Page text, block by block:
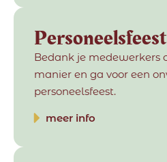
Personeelsfeest
Bedank je medewerkers
manier en ga voor een
personeelsfeest.
meer info